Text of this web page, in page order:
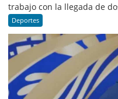
trabajo con la llegada de
Deportes